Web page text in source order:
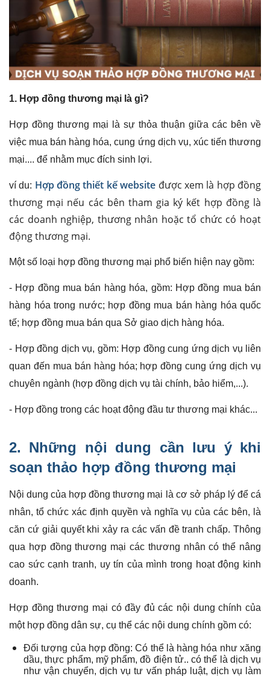
1. Hợp đồng thương mại là gì?
Hợp đồng thương mại là sự thỏa thuận giữa các bên về
việc mua bán hàng hóa, cung ứng dịch vụ, xúc tiến thương
mại.... để nhằm mục đích sinh lợi.
ví du: Hợp đồng thiết kế website được xem là hợp đồng
thương mại nếu các bên tham gia ký kết hợp đồng là
các doanh nghiệp, thương nhân hoặc tổ chức có hoạt
động thương mại.
Một số loại hợp đồng thương mại phổ biến hiện nay gồm:
- Hợp đồng mua bán hàng hóa, gồm: Hợp đồng mua bán
hàng hóa trong nước; hợp đồng mua bán hàng hóa quốc
tế; hợp đồng mua bán qua Sở giao dịch hàng hóa.
- Hợp đồng dịch vụ, gồm: Hợp đồng cung ứng dịch vụ liên
quan đến mua bán hàng hóa; hợp đồng cung ứng dịch vụ
chuyên ngành (hợp đồng dịch vụ tài chính, bảo hiểm,...).
- Hợp đồng trong các hoạt động đầu tư thương mại khác...
2. Những nội dung cần lưu ý khi
soạn thảo hợp đồng thương mại
Nội dung của hợp đồng thương mại là cơ sở pháp lý để cá
nhân, tổ chức xác định quyền và nghĩa vụ của các bên, là
căn cứ giải quyết khi xảy ra các vấn đề tranh chấp. Thông
qua hợp đồng thương mại các thương nhân có thể nâng
cao sức cạnh tranh, uy tín của mình trong hoạt động kinh
doanh.
Hợp đồng thương mại có đầy đủ các nội dung chính của
một hợp đồng dân sự, cụ thể các nội dung chính gồm có:
Đối tượng của hợp đồng: Có thể là hàng hóa như xăng
dầu, thực phẩm, mỹ phẩm, đồ điện tử.. có thể là dịch vụ
như vận chuyển, dịch vụ tư vấn pháp luật, dịch vụ làm